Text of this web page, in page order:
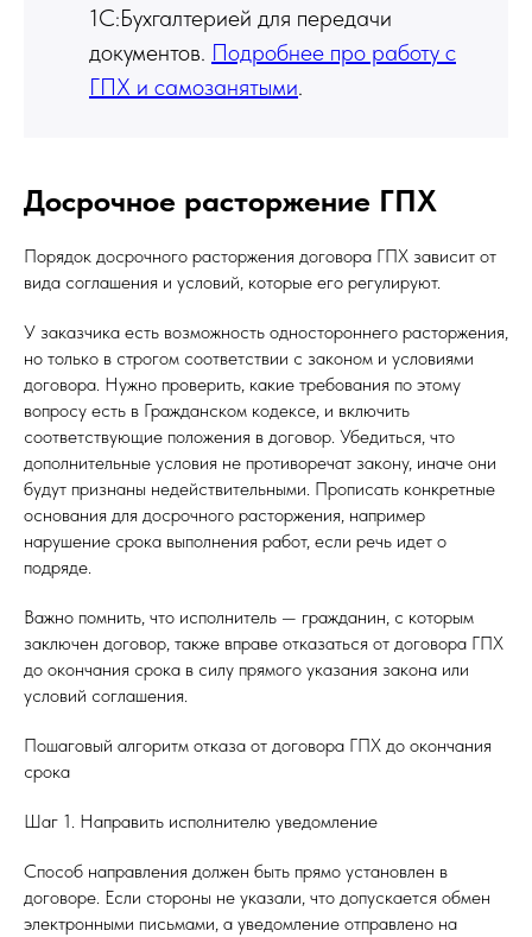
1С:Бухгалтерией для передачи
документов. Подробнее про работу с
ГПХ и самозанятыми.
Досрочное расторжение ГПХ
Порядок досрочного расторжения договора ГПХ зависит от
вида соглашения и условий, которые его регулируют.
У заказчика есть возможность одностороннего расторжения,
но только в строгом соответствии с законом и условиями
договора. Нужно проверить, какие требования по этому
вопросу есть в Гражданском кодексе, и включить
соответствующие положения в договор. Убедиться, что
дополнительные условия не противоречат закону, иначе они
будут признаны недействительными. Прописать конкретные
основания для досрочного расторжения, например
нарушение срока выполнения работ, если речь идет о
подряде.
Важно помнить, что исполнитель — гражданин, с которым
заключен договор, также вправе отказаться от договора ГПХ
до окончания срока в силу прямого указания закона или
условий соглашения.
Пошаговый алгоритм отказа от договора ГПХ до окончания
срока
Шаг 1. Направить исполнителю уведомление
Способ направления должен быть прямо установлен в
договоре. Если стороны не указали, что допускается обмен
электронными письмами, а уведомление отправлено на